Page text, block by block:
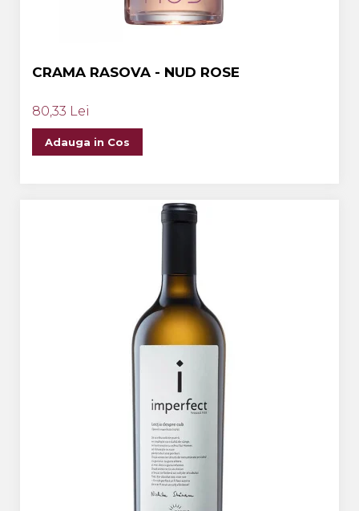
CRAMA RASOVA - NUD ROSE
80,33 Lei
Adauga in Cos